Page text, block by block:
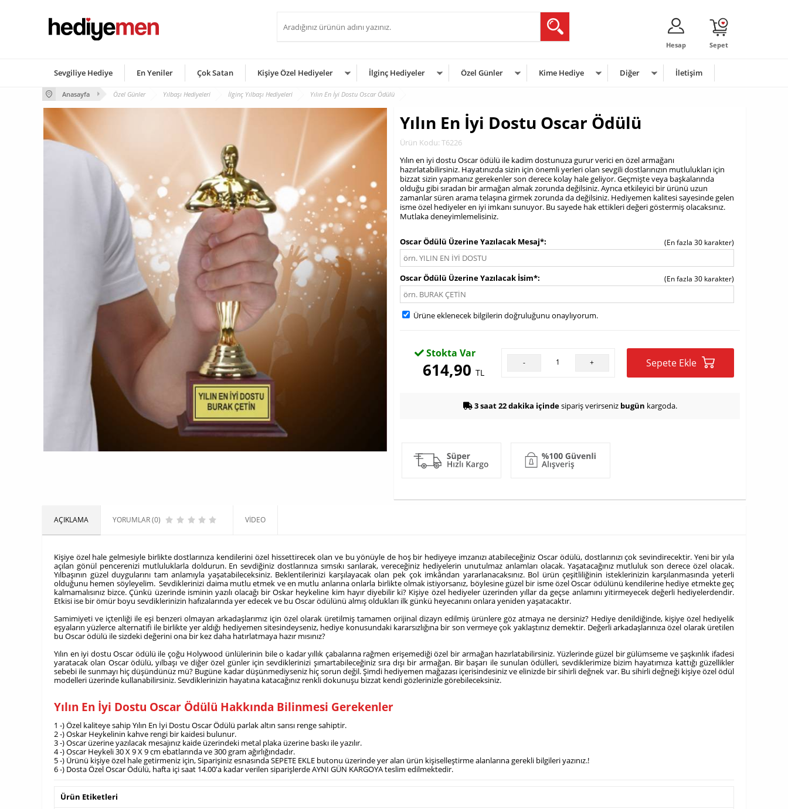
Sepet
Hesap
Sevgiliye Hediye En Yeniler Çok Satan Kişiye Özel Hediyeler İlginç Hediyeler Özel Günler Kime Hediye Diğer İletişim
Anasayfa Özel Günler Yılbaşı Hediyeleri İlginç Yılbaşı Hediyeleri Yılın En İyi Dostu Oscar Ödülü
Yılın En İyi Dostu Oscar Ödülü
Ürün Kodu: T6226
Yılın en iyi dostu Oscar ödülü ile kadim dostunuza gurur verici en özel armağanı
hazırlatabilirsiniz. Hayatınızda sizin için önemli yerleri olan sevgili dostlarınızın mutlulukları için
bizzat sizin yapmanız gerekenler son derece kolay hale geliyor. Geçmişte veya başkalarında
olduğu gibi sıradan bir armağan almak zorunda değilsiniz. Ayrıca etkileyici bir ürünü uzun
zamanlar süren arama telaşına girmek zorunda da değilsiniz. Hediyemen kalitesi sayesinde gelen
isme özel hediyeler en iyi imkanı sunuyor. Bu sayede hak ettikleri değeri göstermiş olacaksınız.
Mutlaka deneyimlemelisiniz.
Oscar Ödülü Üzerine Yazılacak Mesaj*
(En fazla 30 karakter)
Oscar Ödülü Üzerine Yazılacak İsim* (En fazla 30 karakter)
Ürüne eklenecek bilgilerin doğruluğunu onaylıyorum.
Stokta Var
614,90TL
- + Sepete Ekle
3 saat 22 dakika içindesipariş verirseniz bugün kargoda.
AÇIKLAMA YORUMLAR (0) VIDEO
​Kişiye özel hale gelmesiyle birlikte dostlarınıza kendilerini özel hissettirecek olan ve bu yönüyle de hoş bir hediyeye imzanızı atabileceğiniz Oscar ödülü, dostlarınızı çok sevindirecektir. Yeni bir yıla
açılan gönül pencerenizi mutluluklarla doldurun. En sevdiğiniz dostlarınıza sımsıkı sarılarak, vereceğiniz hediyelerin unutulmaz anlamları olacak. Yaşatacağınız mutluluk son derece özel olacak.
Yılbaşının güzel duygularını tam anlamıyla yaşatabileceksiniz. Beklentilerinizi karşılayacak olan pek çok imkândan yararlanacaksınız. Bol ürün çeşitliliğinin isteklerinizin karşılanmasında yeterli
olduğunu hemen söyleyelim. Sevdiklerinizi daima mutlu etmek ve en mutlu anlarına onlarla birlikte olmak istiyorsanız, böylesine güzel bir isme özel Oscar ödülünü kendilerine hediye etmekte geç
kalmamalısınız bizce. Çünkü üzerinde isminin yazılı olacağı bir Oskar heykeline kim hayır diyebilir ki? Kişiye özel hediyeler üzerinden yıllar da geçse anlamını yitirmeyecek değerli hediyelerdendir.
Etkisi ise bir ömür boyu sevdiklerinizin hafızalarında yer edecek ve bu Oscar ödülünü almış oldukları ilk günkü heyecanını onlara yeniden yaşatacaktır.
Samimiyeti ve içtenliği ile eşi benzeri olmayan arkadaşlarımız için özel olarak üretilmiş tamamen orijinal dizayn edilmiş ürünlere göz atmaya ne dersiniz? Hediye denildiğinde, kişiye özel hediyelik
eşyaların yüzlerce alternatifi ile birlikte yer aldığı hediyemen sitesindeyseniz, hediye konusundaki kararsızlığına bir son vermeye çok yaklaştınız demektir. Değerli arkadaşlarınıza özel olarak üretilen
bu Oscar ödülü ile sizdeki değerini ona bir kez daha hatırlatmaya hazır mısınız?
Yılın en iyi dostu Oscar ödülü ile çoğu Holywood ünlülerinin bile o kadar yıllık çabalarına rağmen erişemediği özel bir armağan hazırlatabilirsiniz. Yüzlerinde güzel bir gülümseme ve şaşkınlık ifadesi
yaratacak olan Oscar ödülü, yılbaşı ve diğer özel günler için sevdiklerinizi şımartabileceğiniz sıra dışı bir armağan. Bir başarı ile sunulan ödülleri, sevdiklerimize bizim hayatımıza kattığı güzellikler
sebebi ile sunmayı hiç düşündünüz mü? Bugüne kadar düşünmediyseniz hiç sorun değil. Şimdi hediyemen mağazası içerisindesiniz ve elinizde bir sihirli değnek var. Bu sihirli değneği kişiye özel ödül
modelleri üzerinde kullanabilirsiniz. Sevdiklerinizin hayatına katacağınız renkli dokunuşu bizzat kendi gözlerinizle görebileceksiniz.
Yılın En İyi Dostu Oscar Ödülü Hakkında Bilinmesi Gerekenler
1 -) Özel kaliteye sahip Yılın En İyi Dostu Oscar Ödülü parlak altın sarısı renge sahiptir.
2 -) Oskar Heykelinin kahve rengi bir kaidesi bulunur.
3 -) Oscar üzerine yazılacak mesajınız kaide üzerindeki metal plaka üzerine baskı ile yazılır.
4 -) Oscar Heykeli 30 X 9 X 9 cm ebatlarında ve 300 gram ağırlığındadır.
5 -) Ürünü kişiye özel hale getirmeniz için, Siparişiniz esnasında SEPETE EKLE butonu üzerinde yer alan ürün kişiselleştirme alanlarına gerekli bilgileri yazınız.!
6 -) Dosta Özel Oscar Ödülü, hafta içi saat 14.00'a kadar verilen siparişlerde AYNI GÜN KARGOYA teslim edilmektedir.
Ürün Etiketleri